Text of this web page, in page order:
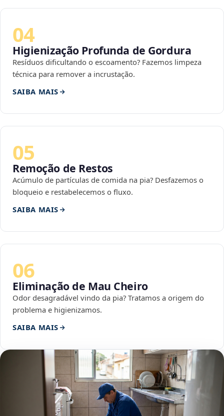
04
Higienização Profunda de Gordura
Resíduos dificultando o escoamento? Fazemos limpeza
técnica para remover a incrustação.
SAIBA MAIS
05
Remoção de Restos
Acúmulo de partículas de comida na pia? Desfazemos o
bloqueio e restabelecemos o fluxo.
SAIBA MAIS
06
Eliminação de Mau Cheiro
Odor desagradável vindo da pia? Tratamos a origem do
problema e higienizamos.
SAIBA MAIS